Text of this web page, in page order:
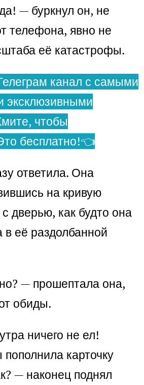
— буркнул он, не
телефона, явно не
её катастрофы.
канал с самыми
эксклюзивными
чтобы
бесплатно!👈
ответила. Она
на кривую
дверью, как будто она
её раздолбанной
— прошептала она,
обиды.
ничего не ел!
пополнила карточку
— наконец поднял